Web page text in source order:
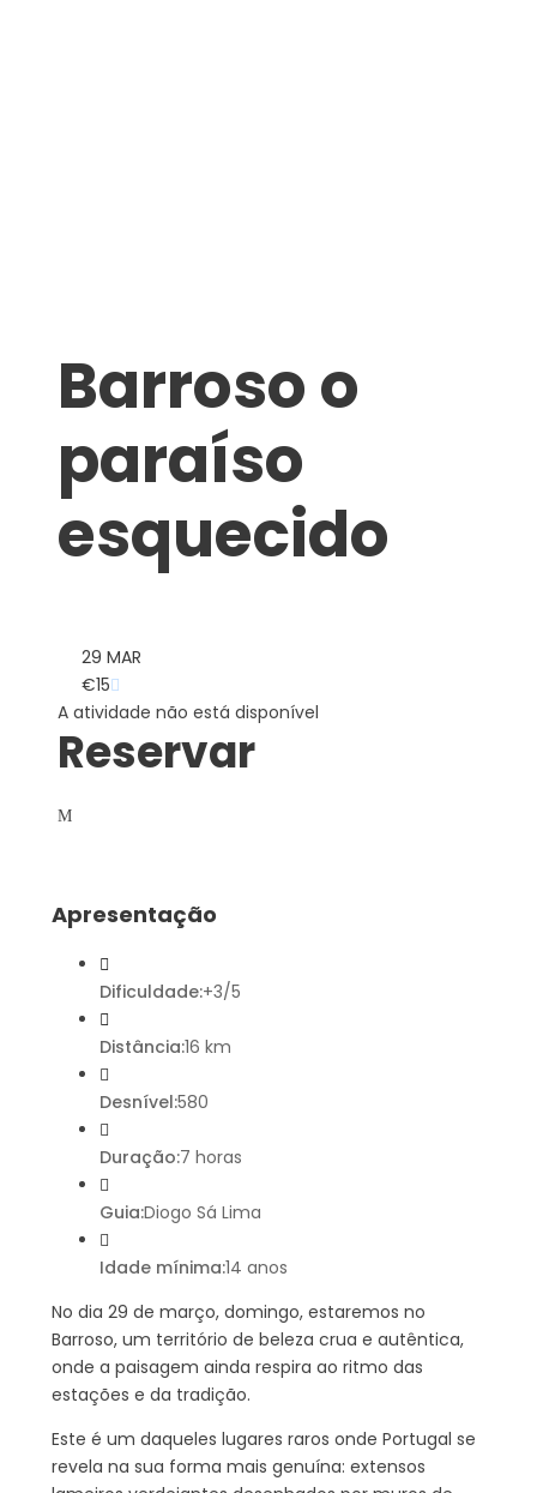
Barroso o
paraíso
esquecido
29 MAR
€15
A atividade não está disponível
Reservar
Apresentação
Dificuldade:+3/5
Distância:16 km
Desnível:580
Duração:7 horas
Guia:Diogo Sá Lima
Idade mínima:14 anos
No dia 29 de março, domingo, estaremos no
Barroso, um território de beleza crua e autêntica,
onde a paisagem ainda respira ao ritmo das
estações e da tradição.
Este é um daqueles lugares raros onde Portugal se
revela na sua forma mais genuína: extensos